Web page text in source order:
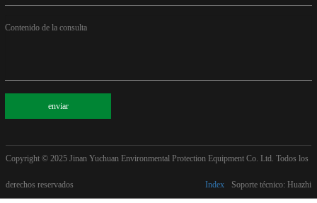
Contenido de la consulta
enviar
Copyright © 2025 Jinan Yuchuan Environmental Protection Equipment Co. Ltd. Todos los
derechos reservados Soporte técnico: Huazhi
Index